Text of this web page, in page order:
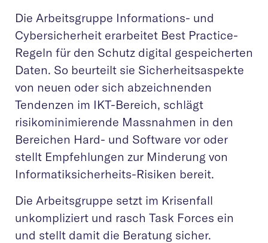
Die Arbeitsgruppe Informations- und
Cybersicherheit erarbeitet Best Practice-
Regeln für den Schutz digital gespeicherten
Daten. So beurteilt sie Sicherheitsaspekte
von neuen oder sich abzeichnenden
Tendenzen im IKT-Bereich, schlägt
risikominimierende Massnahmen in den
Bereichen Hard- und Software vor oder
stellt Empfehlungen zur Minderung von
Informatiksicherheits-Risiken bereit.
Die Arbeitsgruppe setzt im Krisenfall
unkompliziert und rasch Task Forces ein
und stellt damit die Beratung sicher.